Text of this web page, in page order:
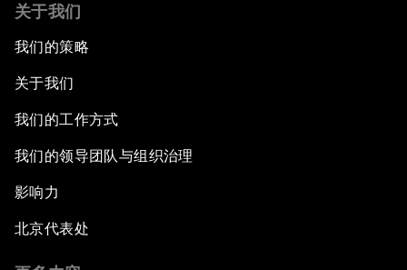
关于我们
我们的策略
关于我们
我们的工作方式
我们的领导团队与组织治理
影响力
北京代表处